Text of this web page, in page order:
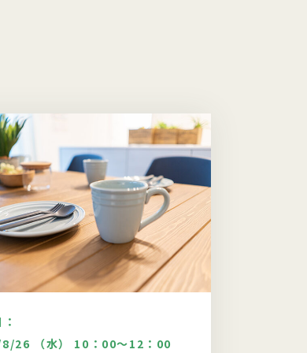
26 （水） 10：00～12：00